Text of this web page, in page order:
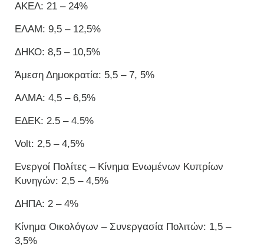
ΑΚΕΛ: 21 – 24%
ΕΛΑΜ: 9,5 – 12,5%
ΔΗΚΟ: 8,5 – 10,5%
Άμεση Δημοκρατία: 5,5 – 7, 5%
ΑΛΜΑ: 4,5 – 6,5%
ΕΔΕΚ: 2.5 – 4.5%
Volt: 2,5 – 4,5%
Ενεργοί Πολίτες – Κίνημα Ενωμένων Κυπρίων
Κυνηγών: 2,5 – 4,5%
ΔΗΠΑ: 2 – 4%
Κίνημα Οικολόγων – Συνεργασία Πολιτών: 1,5 –
3,5%